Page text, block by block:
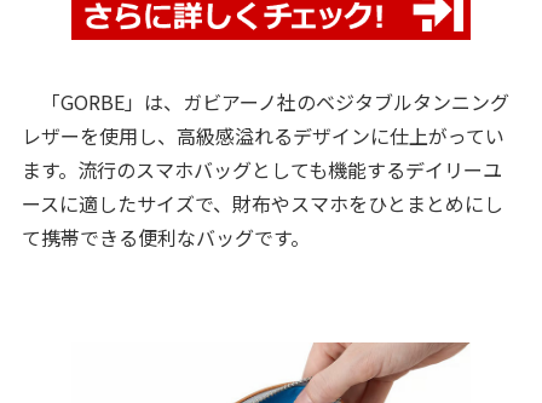
「GORBE」は、ガビアーノ社のベジタブルタンニング
レザーを使用し、高級感溢れるデザインに仕上がってい
ます。流行のスマホバッグとしても機能するデイリーユ
ースに適したサイズで、財布やスマホをひとまとめにし
て携帯できる便利なバッグです。